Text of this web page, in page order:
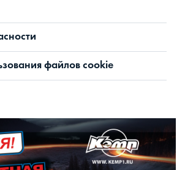
файлов cookie